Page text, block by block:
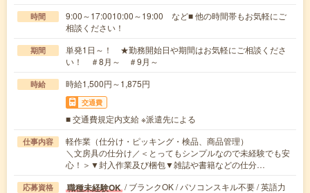
時間
9:00～17:0010:00～19:00 など■ 他の時間帯もお気軽にご
相談ください！
期間
単発1日～！ ★勤務開始日や期間はお気軽にご相談くださ
い！ ＃8月～ ＃9月～
時給 時給1,500円～1,875円
交通費
■ 交通費規定内支給 ※派遣先による
仕事内容
軽作業（仕分け・ピッキング・検品、商品管理）
＼文房具の仕分け／＜とってもシンプルなので未経験でも安
心！＞▼封入作業及び梱包▼雑誌や書籍などの仕分…
応募資格 職種未経験OK / ブランクOK / パソコンスキル不要 / 英語力